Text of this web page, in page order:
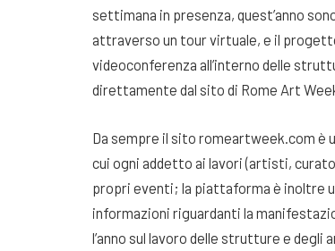
settimana in presenza, quest’anno
attraverso un tour virtuale, e il
videoconferenza all’interno delle
direttamente dal sito di Rome Art
Da sempre il sito romeartweek.com è
cui ogni addetto ai lavori (artisti,
propri eventi; la piattaforma è inoltre
informazioni riguardanti la
l’anno sul lavoro delle strutture e